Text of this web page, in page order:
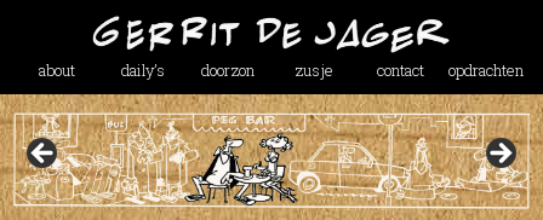
about daily’s doorzon zusje contact opdrachten